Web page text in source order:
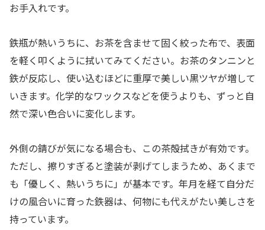
お手入れです。
鉄瓶が熱いうちに、お茶を含ませて固く絞った布で、表面
を軽く叩くように拭いてみてください。お茶のタンニンと
鉄が反応し、使い込むほどに重厚で美しい黒ツヤが増して
いきます。化学的なワックスなどを使うよりも、ずっと自
然で深い色合いに変化します。
外側の錆びが気になる場合も、この茶殻拭きが有効です。
ただし、擦りすぎると塗装が剥げてしまうため、あくまで
も「優しく、熱いうちに」が基本です。年月を経て自分だ
けの風合いに育った鉄器は、何物にも代えがたい美しさを
持っています。